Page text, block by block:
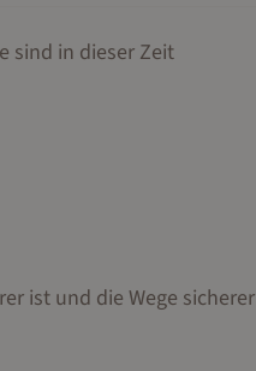
sind in dieser Zeit
ist und die Wege sicherer